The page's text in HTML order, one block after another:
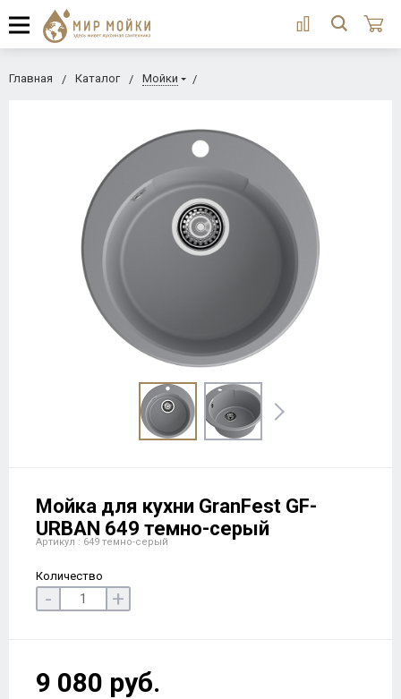
Главная Каталог Мойки
Мойка для кухни GranFest GF-
URBAN 649 темно-серый
Артикул : 649 темно-серый
Количество
- +
9 080 руб.